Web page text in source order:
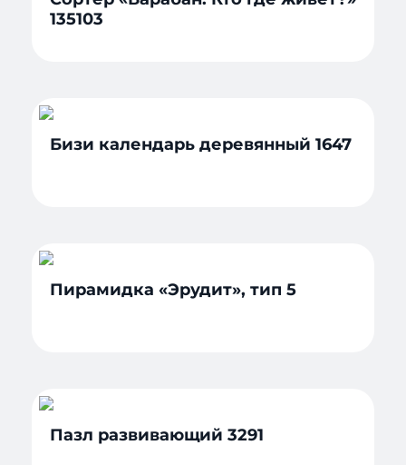
135103
Бизи календарь деревянный 1647
Пирамидка «Эрудит», тип 5
Пазл развивающий 3291